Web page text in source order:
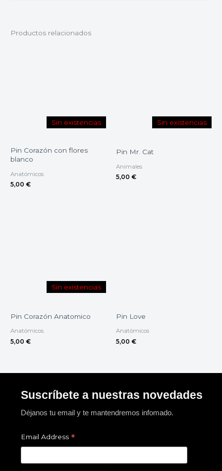
Productos relacionados
Sin existencias
Pin Corazón con flores
blanco
Anatómicos
5,00 €
Sin existencias
Pin Mr. Cat
Animales
5,00 €
Sin existencias
Pin Corazón Anatomico
Anatómicos
5,00 €
Pin Love
Anatómicos
5,00 €
Suscríbete a nuestras novedades
Déjanos tu email y te mantendremos infomado.
Email Address *